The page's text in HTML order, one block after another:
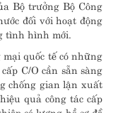
Bộ trưởng Bộ Công
đối với hoạt động
tình hình mới.
quốc tế có những
C/O cần sẵn sàng
chống gian lận xuất
quả công tác cấp